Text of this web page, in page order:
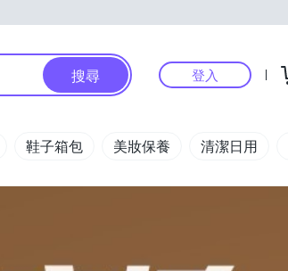
搜尋 登入
鞋子箱包 美妝保養 清潔日用